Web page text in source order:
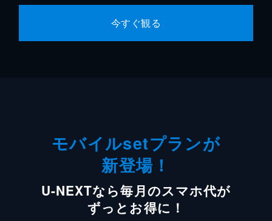
今すぐ観る
モバイルsetプランが
新登場！
U-NEXTなら毎月のスマホ代が
ずっとお得に！